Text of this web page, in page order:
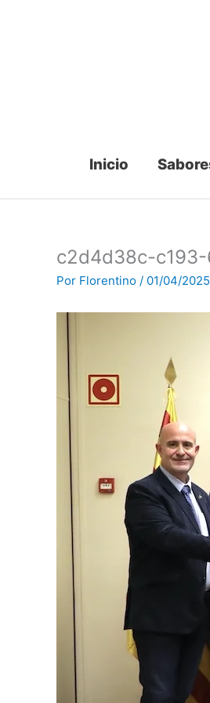
Inicio
c2d4d38c-
Por Florentino / 01/04/2025